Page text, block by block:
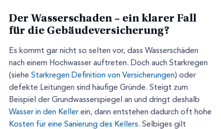
Der Wasserschaden – ein klarer Fall
für die Gebäudeversicherung?
Es kommt gar nicht so selten vor, dass Wasserschäden
nach einem Hochwasser auftreten. Doch auch Starkregen
(siehe Starkregen Definition von Versicherungen) oder
defekte Leitungen sind häufige Gründe. Steigt zum
Beispiel der Grundwasserspiegel an und dringt deshalb
Wasser in den Keller ein, dann entstehen dadurch oft hohe
Kosten für eine Sanierung des Kellers. Selbiges gilt